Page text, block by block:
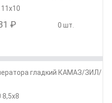
₽ 0 шт.
гладкий КАМАЗ/ЗИЛ/
8,5х8